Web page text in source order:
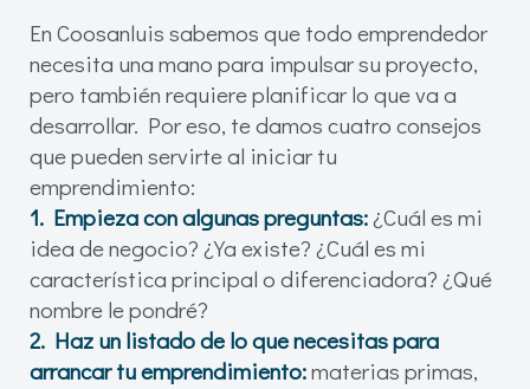
En Coosanluis sabemos que todo emprendedor
necesita una mano para impulsar su proyecto,
pero también requiere planificar lo que va a
desarrollar. Por eso, te damos cuatro consejos
que pueden servirte al iniciar tu
emprendimiento:
1. Empieza con algunas preguntas:¿Cuál es mi
idea de negocio? ¿Ya existe? ¿Cuál es mi
característica principal o diferenciadora? ¿Qué
nombre le pondré?
2. Haz un listado de lo que necesitas para
arrancar tu emprendimiento:materias primas,